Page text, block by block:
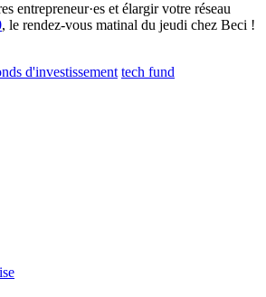
entrepreneur·es et élargir votre réseau
, le rendez-vous matinal du jeudi chez Beci !
d'investissement tech fund